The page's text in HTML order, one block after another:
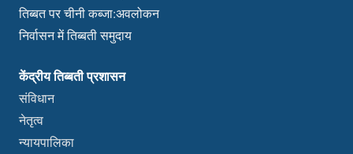
तिब्बत पर चीनी कब्जा:अवलोकन
निर्वासन में तिब्बती समुदाय
केंद्रीय तिब्बती प्रशासन
संविधान
नेतृत्व
न्यायपालिका